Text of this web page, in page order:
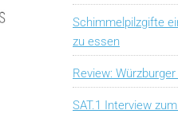
Schimmelpilzgifte
zu essen
Review:
SAT.1 Interview